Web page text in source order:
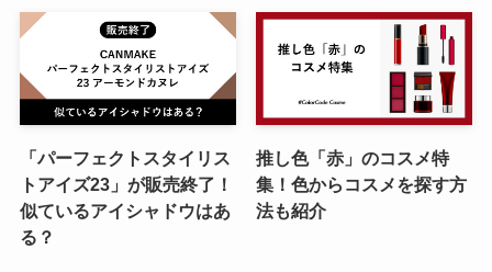
「パーフェクトスタイリス
トアイズ23」が販売終了！
似ているアイシャドウはあ
る？
推し色「赤」のコスメ特
集！色からコスメを探す方
法も紹介